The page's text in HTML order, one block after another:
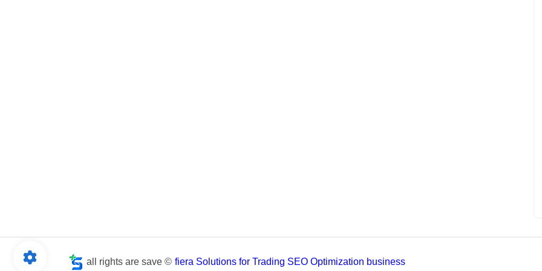
all rights are save © fiera Solutions for Trading SEO Optimization business